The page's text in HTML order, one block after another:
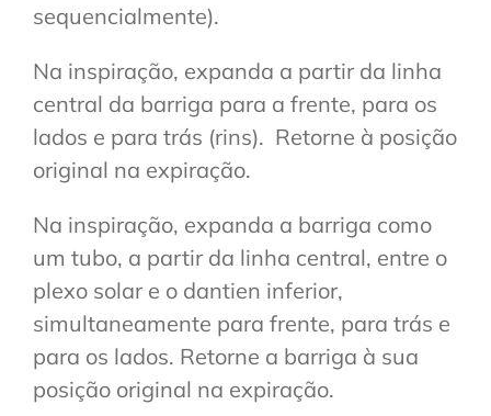
sequencialmente).
Na inspiração, expanda a partir da linha
central da barriga para a frente, para os
lados e para trás (rins). Retorne à posição
original na expiração.
Na inspiração, expanda a barriga como
um tubo, a partir da linha central, entre o
plexo solar e o dantien inferior,
simultaneamente para frente, para trás e
para os lados. Retorne a barriga à sua
posição original na expiração.